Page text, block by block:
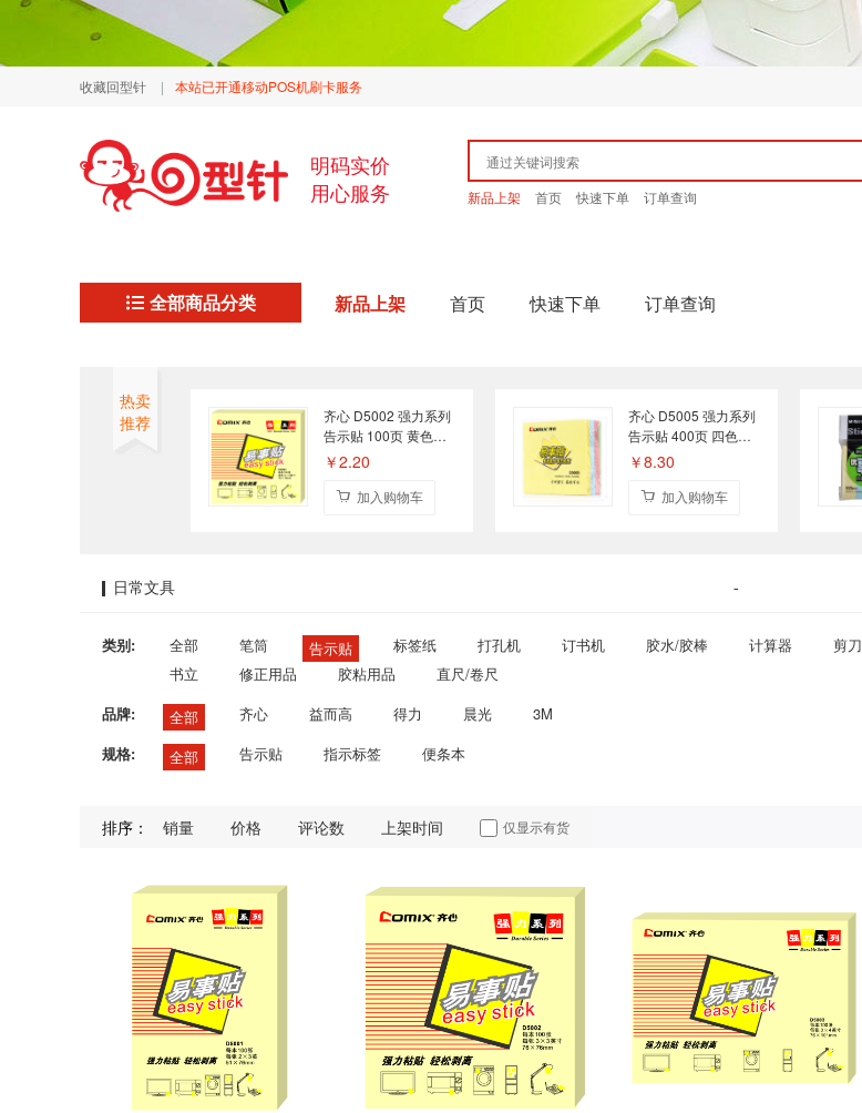
收藏回型针 | 本站已开通移动POS机刷卡服务
明码实价
用心服务
新品上架 首页 快速下单 订单查询
全部商品分类 新品上架 首页 快速下单 订单查询
热卖
推荐
齐心 D5002 强力系列
告示贴 100页 黄色
76mm×76mm
￥2.20
加入购物车
齐心 D5005 强力系列
告示贴 400页 四色
76mm×76mm
￥8.30
加入购物车
日常文具 -
类别: 全部 笔筒 告示贴 标签纸 打孔机 订书机 胶水/胶棒 计算器 剪刀
书立
修正用品 胶粘用品
直尺/卷尺
品牌:
全部 齐心 益而高 得力 晨光
3M
规格:
全部 告示贴 指示标签 便条本
排序： 销量 价格 评论数 上架时间 仅显示有货